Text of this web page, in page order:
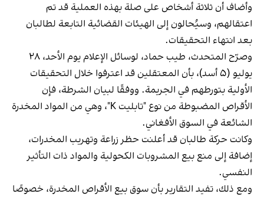
وأضاف أن ثلاثة أشخاص على صلة بهذه العملية قد تم
اعتقالهم، وسيُحالون إلى الهيئات القضائية التابعة لطالبان
بعد انتهاء التحقيقات.
وصرّح المتحدث، طيب حماد، لوسائل الإعلام يوم الأحد، ٢٨
يوليو (٥ أسد)، بأن المعتقلين قد اعترفوا خلال التحقيقات
الأولية بتورطهم في الجريمة. ووفقًا لبيان الشرطة، فإن
الأقراص المضبوطة من نوع "تابليت K"، وهي من المواد المخدرة
الشائعة في السوق الأفغاني.
وكانت حركة طالبان قد أعلنت حظر زراعة وتهريب المخدرات،
إضافة إلى منع بيع المشروبات الكحولية والمواد ذات التأثير
النفسي.
ومع ذلك، تفيد التقارير بأن سوق بيع الأقراص المخدرة، خصوصًا